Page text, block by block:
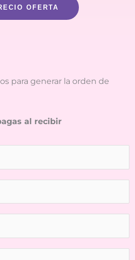
OFERTA
para generar la orden de
al recibir